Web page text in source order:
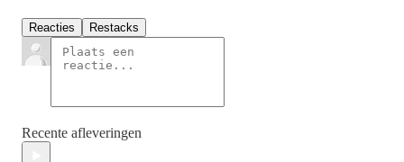
Reacties Restacks
Recente afleveringen